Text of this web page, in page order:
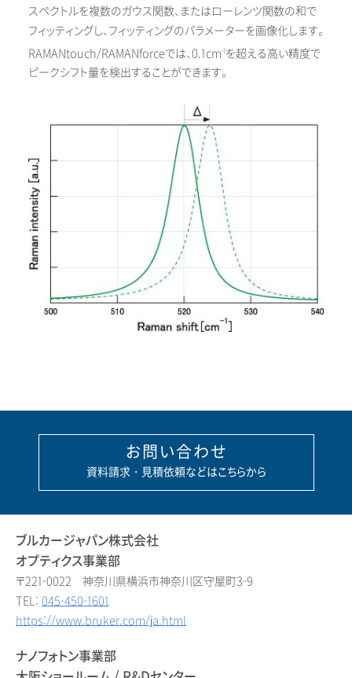
スペクトルを複数のガウス関数、またはローレンツ関数の和で
フィッティングし、フィッティングのパラメーターを画像化します。
RAMANtouch/RAMANforceでは、0.1cm-1 を超える高い精度で
ピークシフト量を検出することができます。
お問い合わせ
資料請求・見積依頼などはこちらから
ブルカージャパン株式会社
オプティクス事業部
〒221-0022 神奈川県横浜市神奈川区守屋町3-9
TEL: 045-450-1601
https://www.bruker.com/ja.html
ナノフォトン事業部